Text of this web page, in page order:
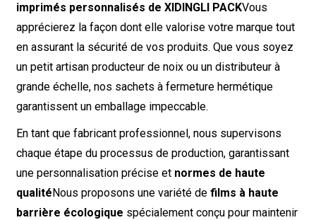
imprimés personnalisés de XIDINGLI PACKVous
apprécierez la façon dont elle valorise votre marque tout
en assurant la sécurité de vos produits. Que vous soyez
un petit artisan producteur de noix ou un distributeur à
grande échelle, nos sachets à fermeture hermétique
garantissent un emballage impeccable.
En tant que fabricant professionnel, nous supervisons
chaque étape du processus de production, garantissant
une personnalisation précise et normes de haute
qualitéNous proposons une variété de films à haute
barrière écologique spécialement conçu pour maintenir